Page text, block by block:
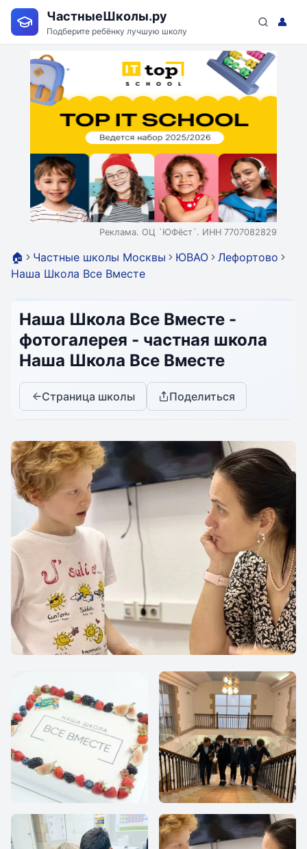
ЧастныеШколы.ру
Подберите ребёнку лучшую школу
👤
Реклама. ОЦ `ЮФёст`. ИНН 7707082829
🏠 Частные школы Москвы ЮВАО
Лефортово
Наша Школа Все Вместе
Наша Школа Все Вместе -
фотогалерея - частная школа
Наша Школа Все Вместе
Страница школы Поделиться
Наша Школа «Все
Вместе»
Все вместе